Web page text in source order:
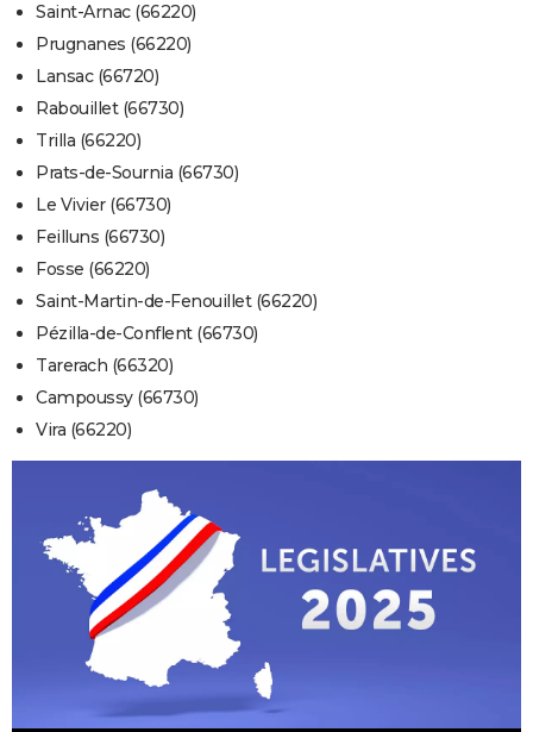
Saint-Arnac (66220)
Prugnanes (66220)
Lansac (66720)
Rabouillet (66730)
Trilla (66220)
Prats-de-Sournia (66730)
Le Vivier (66730)
Feilluns (66730)
Fosse (66220)
Saint-Martin-de-Fenouillet (66220)
Pézilla-de-Conflent (66730)
Tarerach (66320)
Campoussy (66730)
Vira (66220)